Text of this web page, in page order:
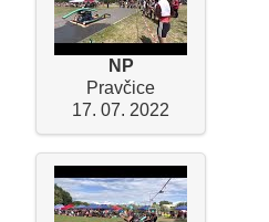
NP
Pravčice
17. 07. 2022